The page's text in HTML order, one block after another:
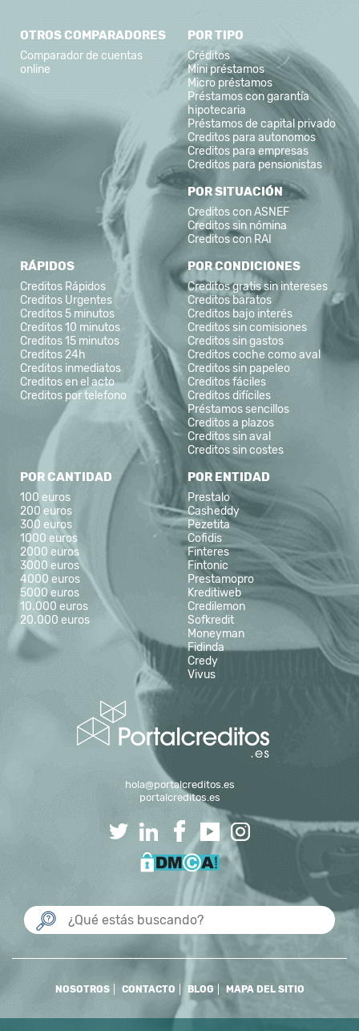
OTROS COMPARADORES
Comparador de cuentas
online
POR TIPO
Créditos
Mini préstamos
Micro préstamos
Préstamos con garantía
hipotecaria
Préstamos de capital privado
Creditos para autonomos
Creditos para empresas
Creditos para pensionistas
POR SITUACIÓN
Creditos con ASNEF
Creditos sin nómina
Creditos con RAI
RÁPIDOS
Creditos Rápidos
Creditos Urgentes
Creditos 5 minutos
Creditos 10 minutos
Creditos 15 minutos
Creditos 24h
Creditos inmediatos
Creditos en el acto
Creditos por telefono
POR CONDICIONES
Creditos gratis sin intereses
Creditos baratos
Creditos bajo interés
Creditos sin comisiones
Creditos sin gastos
Creditos coche como aval
Creditos sin papeleo
Creditos fáciles
Creditos difíciles
Préstamos sencillos
Creditos a plazos
Creditos sin aval
Creditos sin costes
POR CANTIDAD
100 euros
200 euros
300 euros
1000 euros
2000 euros
3000 euros
4000 euros
5000 euros
10.000 euros
20.000 euros
POR ENTIDAD
Prestalo
Casheddy
Pezetita
Cofidis
Finteres
Fintonic
Prestamopro
Kreditiweb
Credilemon
Sofkredit
Moneyman
Fidinda
Credy
Vivus
hola@portalcreditos.es
portalcreditos.es
NOSOTROS CONTACTO BLOG MAPA DEL SITIO